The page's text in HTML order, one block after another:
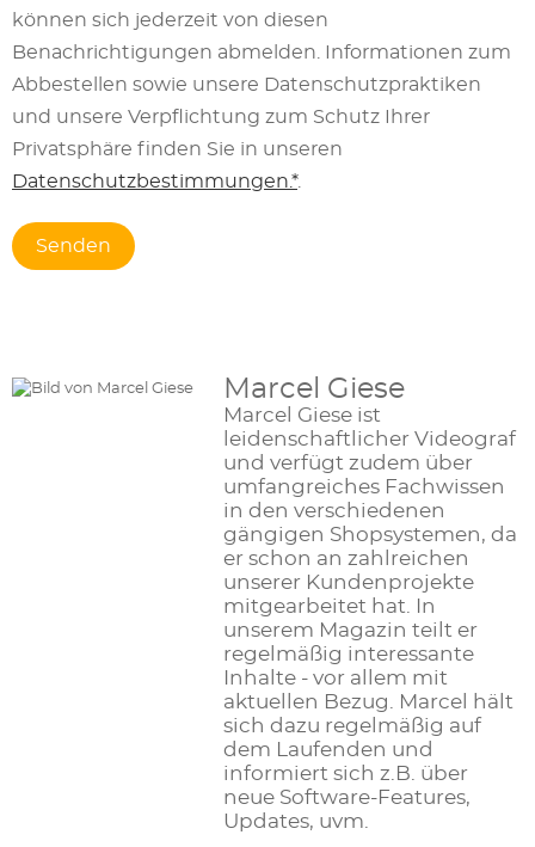
können sich jederzeit von diesen
Benachrichtigungen abmelden. Informationen zum
Abbestellen sowie unsere Datenschutzpraktiken
und unsere Verpflichtung zum Schutz Ihrer
Privatsphäre finden Sie in unseren
Datenschutzbestimmungen.*.
Marcel Giese
Marcel Giese ist
leidenschaftlicher Videograf
und verfügt zudem über
umfangreiches Fachwissen
in den verschiedenen
gängigen Shopsystemen, da
er schon an zahlreichen
unserer Kundenprojekte
mitgearbeitet hat. In
unserem Magazin teilt er
regelmäßig interessante
Inhalte - vor allem mit
aktuellen Bezug. Marcel hält
sich dazu regelmäßig auf
dem Laufenden und
informiert sich z.B. über
neue Software-Features,
Updates, uvm.